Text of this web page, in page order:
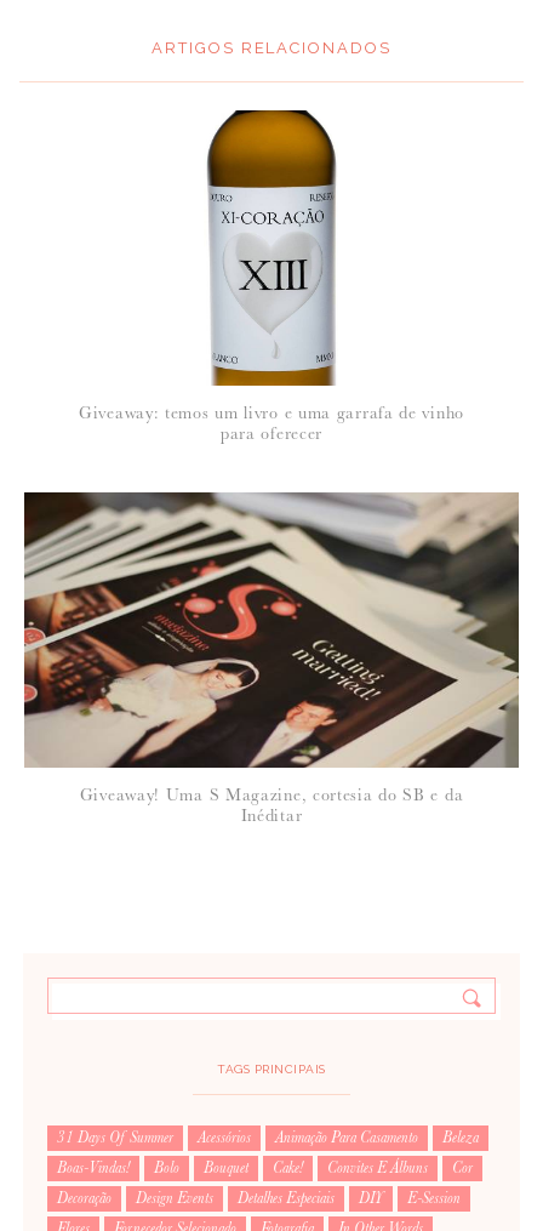
Para saber como tratamos e protegemos os seus dados, leia a nossa
política de privacidade
31 de Janeiro de 2011
MARIA JOÃO
ups, esqueci-me de participar, ficou nos Drafts do email
31 de Janeiro de 2011
ARTIGOS RELACIONADOS
Giveaway: temos um livro e uma garrafa de vinho
para oferecer
Giveaway! Uma S Magazine, cortesia do SB e da
Inéditar
TAGS PRINCIPAIS
31 Days Of Summer Acessórios Animação Para Casamento
Beleza
Boas-Vindas!
Bolo Bouquet Cake! Convites E Álbuns
Cor
Decoração
Design Events Detalhes Especiais DIY
E-Session